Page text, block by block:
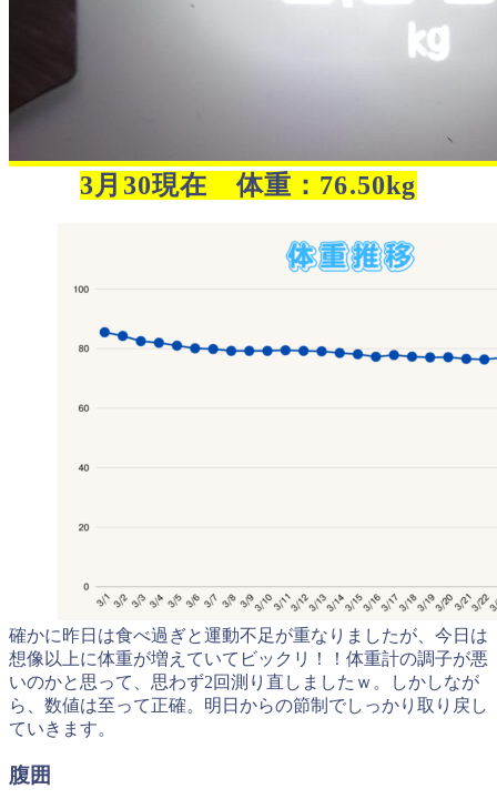
3月30現在 体重：76.50kg
確かに昨日は食べ過ぎと運動不足が重なりましたが、今日は
想像以上に体重が増えていてビックリ！！体重計の調子が悪
いのかと思って、思わず2回測り直しましたｗ。しかしなが
ら、数値は至って正確。明日からの節制でしっかり取り戻し
ていきます。
腹囲